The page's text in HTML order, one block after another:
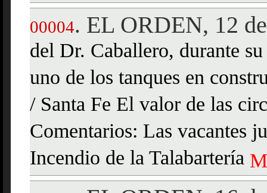
00004. EL ORDEN, 12
del Dr. Caballero, durante
uno de los tanques en
/ Santa Fe El valor de las
Comentarios: Las vacantes
Incendio de la Talabartería